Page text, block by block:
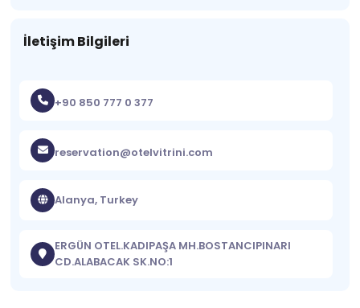
İletişim Bilgileri
+90 850 777 0 377
reservation@otelvitrini.com
Alanya, Turkey
ERGÜN OTEL.KADIPAŞA MH.BOSTANCIPINARI
CD.ALABACAK SK.NO:1